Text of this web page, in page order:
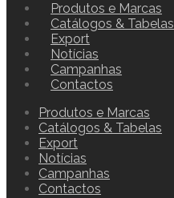
Produtos e Marcas
Catálogos & Tabelas
Export
Notícias
Campanhas
Contactos
Produtos e Marcas
Catálogos & Tabelas
Export
Notícias
Campanhas
Contactos